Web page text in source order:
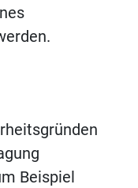
Beispiel